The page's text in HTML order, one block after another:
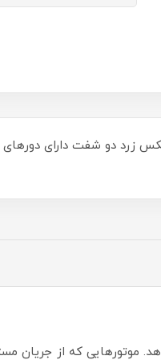
زرد دو شفت دارای دورهای
موتور‌هایی که از جریان